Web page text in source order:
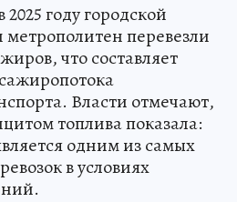
году городской
метрополитен перевезли
что составляет
Власти отмечают,
топлива показала:
одним из самых
в условиях